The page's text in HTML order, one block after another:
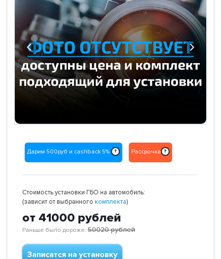
Previous Next
Дарим 500руб и cashback 5% ? Рассрочка ?
Стоимость установки ГБО на автомобиль:
(зависит от выбранного комплекта)
от 41000 рублей
Раньше было дороже: 50020рублей
Записатся на установку